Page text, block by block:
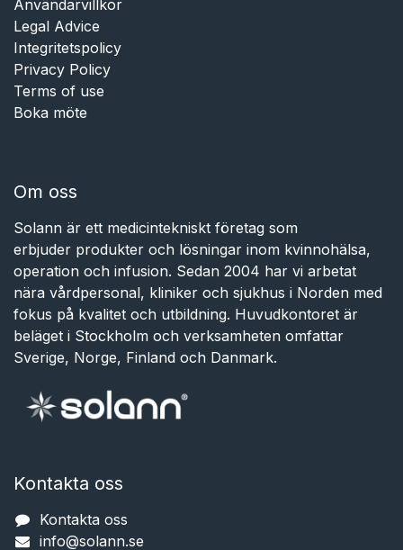
Användarvillkor
Legal Advice
Integritetspolicy
Privacy Policy
Terms of use
Boka möte
Om oss
Solann är ett medicintekniskt företag som
erbjuder produkter och lösningar inom kvinnohälsa,
operation och infusion. Sedan 2004 har vi arbetat
nära vårdpersonal, kliniker och sjukhus i Norden med
fokus på kvalitet och utbildning. Huvudkontoret är
beläget i Stockholm och verksamheten omfattar
Sverige, Norge, Finland och Danmark.
Kontakta oss
Kontakta oss
info@solann.se​​​​​​